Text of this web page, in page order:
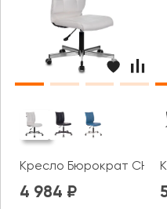
Кресло Бюрократ CH-
4 984